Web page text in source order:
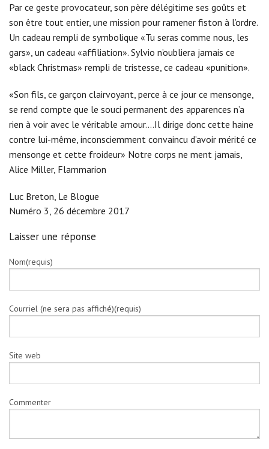
Par ce geste provocateur, son père délégitime ses goûts et
son être tout entier, une mission pour ramener fiston à l’ordre.
Un cadeau rempli de symbolique «Tu seras comme nous, les
gars», un cadeau «affiliation». Sylvio n’oubliera jamais ce
«black Christmas» rempli de tristesse, ce cadeau «punition».
«Son fils, ce garçon clairvoyant, perce à ce jour ce mensonge,
se rend compte que le souci permanent des apparences n’a
rien à voir avec le véritable amour….Il dirige donc cette haine
contre lui-même, inconsciemment convaincu d’avoir mérité ce
mensonge et cette froideur» Notre corps ne ment jamais,
Alice Miller, Flammarion
Luc Breton, Le Blogue
Numéro 3, 26 décembre 2017
Laisser une réponse
Nom(requis)
Courriel (ne sera pas affiché)(requis)
Site web
Commenter